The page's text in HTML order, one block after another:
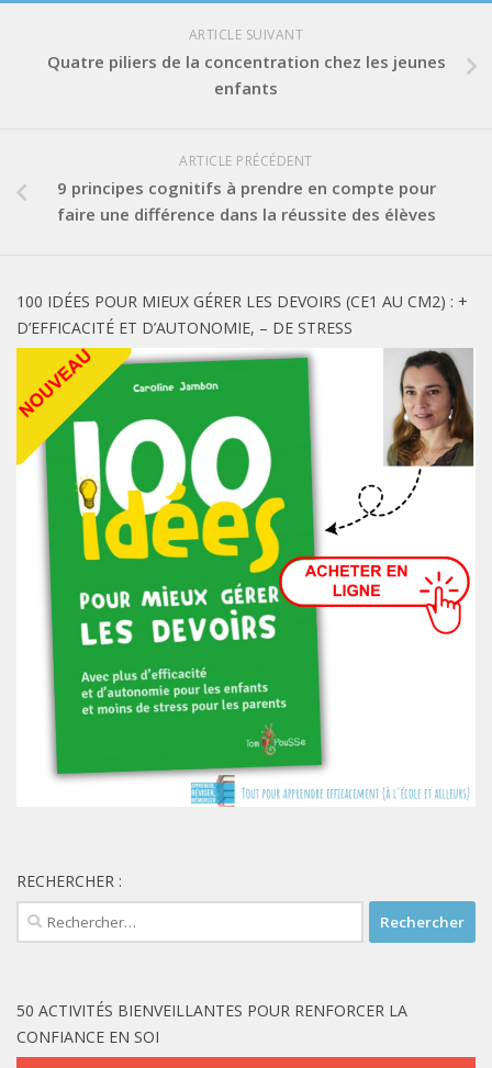
ARTICLE SUIVANT
Quatre piliers de la concentration chez les jeunes
enfants
ARTICLE PRÉCÉDENT
9 principes cognitifs à prendre en compte pour
faire une différence dans la réussite des élèves
100 IDÉES POUR MIEUX GÉRER LES DEVOIRS (CE1 AU CM2) : +
D’EFFICACITÉ ET D’AUTONOMIE, – DE STRESS
RECHERCHER :
Rechercher :
50 ACTIVITÉS BIENVEILLANTES POUR RENFORCER LA
CONFIANCE EN SOI